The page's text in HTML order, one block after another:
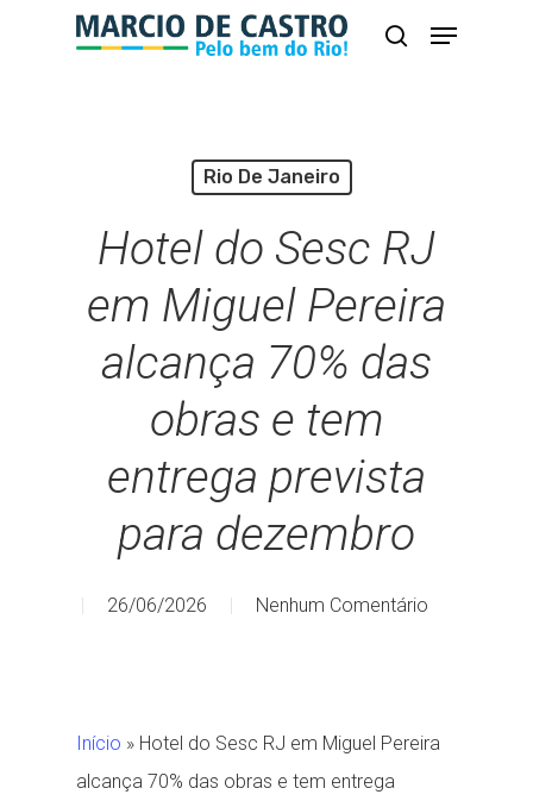
busca
Menu
Rio De Janeiro
Hotel do Sesc RJ
em Miguel Pereira
alcança 70% das
obras e tem
entrega prevista
para dezembro
26/06/2026 Nenhum Comentário
Início » Hotel do Sesc RJ em Miguel Pereira
alcança 70% das obras e tem entrega